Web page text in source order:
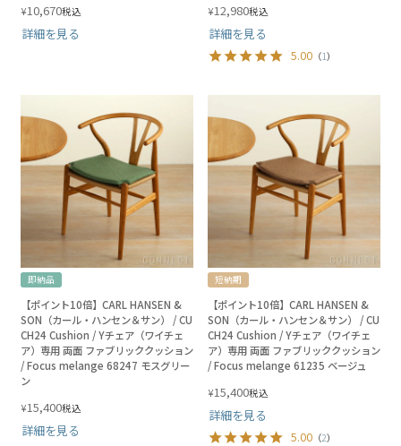
¥10,670税込
詳細を見る
¥12,980税込
詳細を見る
5.00 （1）
即納品
【ポイント10倍】CARL HANSEN &
SON（カール・ハンセン＆サン） / CU
CH24 Cushion / Yチェア（ワイチェ
ア）専用 両面 ファブリッククッション
/ Focus melange 68247 モスグリー
ン
¥15,400税込
詳細を見る
短納期
【ポイント10倍】CARL HANSEN &
SON（カール・ハンセン＆サン） / CU
CH24 Cushion / Yチェア（ワイチェ
ア）専用 両面 ファブリッククッション
/ Focus melange 61235 ベージュ
¥15,400税込
詳細を見る
5.00 （2）